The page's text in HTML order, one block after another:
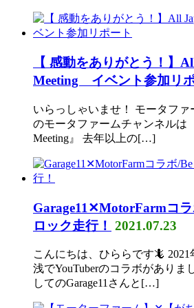
【 感動をありがとう！】
Meeting イベント参加リ
いらっしゃいませ！ モータファ
のモータファームチャンネルは
Meeting』 去年以上の[…]
Garage11✕MotorFarmコラ
ロック走行！ 2021.07.23
こんにちは、ひららです🦎 2021
浅でYouTuberのコラボがありま
してのGarage11さんと[…]